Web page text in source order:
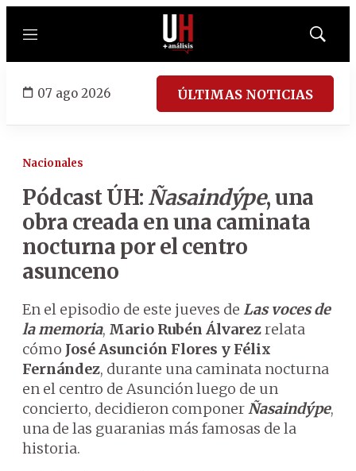
Menú
Mostrar
07 ago 2026 ÚLTIMAS NOTICIAS
Nacionales
Pódcast ÚH: Ñasaindýpe, una
obra creada en una caminata
nocturna por el centro
asunceno
En el episodio de este jueves de Las voces de
la memoria, Mario Rubén Álvarezrelata
cómo José Asunción Flores y Félix
Fernández, durante una caminata nocturna
en el centro de Asunción luego de un
concierto, decidieron componerÑasaindýpe,
una de las guaranias más famosas de la
historia.